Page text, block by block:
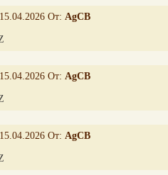
От: AgCB
От: AgCB
От: AgCB